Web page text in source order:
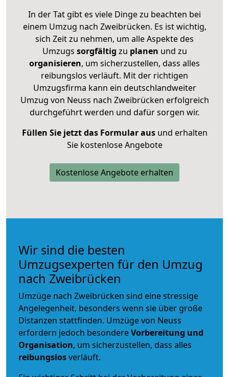
In der Tat gibt es viele Dinge zu beachten bei
einem Umzug nach Zweibrücken. Es ist wichtig,
sich Zeit zu nehmen, um alle Aspekte des
Umzugs sorgfältig zu planen und zu
organisieren, um sicherzustellen, dass alles
reibungslos verläuft. Mit der richtigen
Umzugsfirma kann ein deutschlandweiter
Umzug von Neuss nach Zweibrücken erfolgreich
durchgeführt werden und dafür sorgen wir.
Füllen Sie jetzt das Formular ausund erhalten
Sie kostenlose Angebote
Kostenlose Angebote erhalten
Wir sind die besten
Umzugsexperten für den Umzug
nach Zweibrücken
Umzüge nach Zweibrücken sind eine stressige
Angelegenheit, besonders wenn sie über große
Distanzen stattfinden. Umzüge von Neuss
erfordern jedoch besondereVorbereitung und
Organisation, um sicherzustellen, dass alles
reibungslosverläuft.